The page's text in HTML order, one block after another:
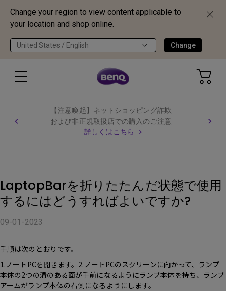
Change your region to view content applicable to
your location and shop online.
United States / English Change
【注意喚起】ネットショッピング詐欺
および非正規取扱店での購入のご注意
詳しくはこちら
LaptopBarを折りたたんだ状態で使用
するにはどうすればよいですか?
09-01-2023
手順は次のとおりです。
1.ノートPCを開きます。2.ノートPCのスクリーンに向かって、ランプ
本体の2つの溝のある面が手前になるようにランプ本体を持ち、ランプ
アームがランプ本体の右側になるようにします。